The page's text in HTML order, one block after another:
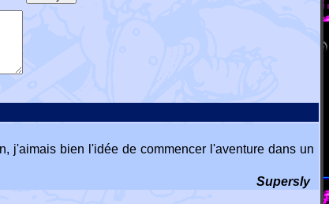
j'aimais bien l'idée de commencer l'aventure dans un
Supersly